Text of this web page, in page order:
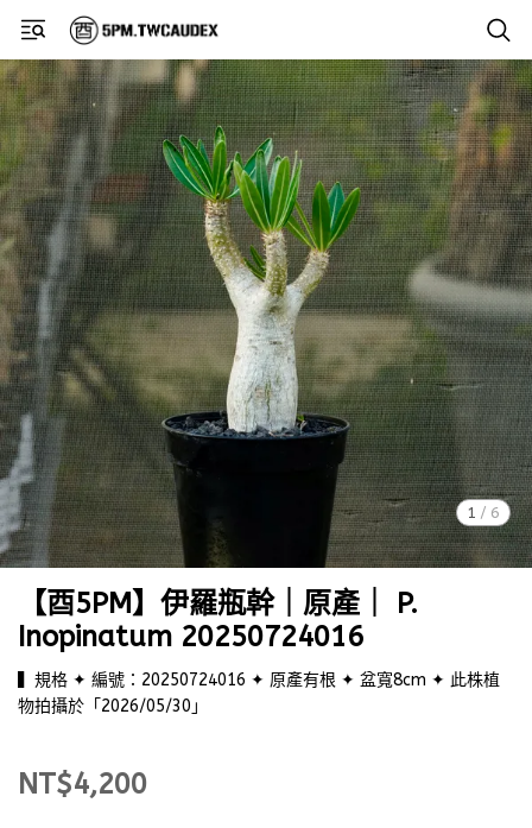
1 / 6
【酉5PM】伊羅瓶幹｜原產｜ P.
Inopinatum 20250724016
▍規格 ✦ 編號：20250724016 ✦ 原產有根 ✦ 盆寬8cm ✦ 此株植
物拍攝於「2026/05/30」
NT$4,200